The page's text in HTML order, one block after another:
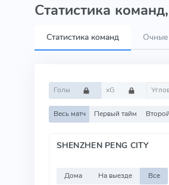
Статистика
Статистика команд Очные
Голы xG
Весь матч Первый тайм
SHENZHEN PENG CITY
Дома На выезде Все